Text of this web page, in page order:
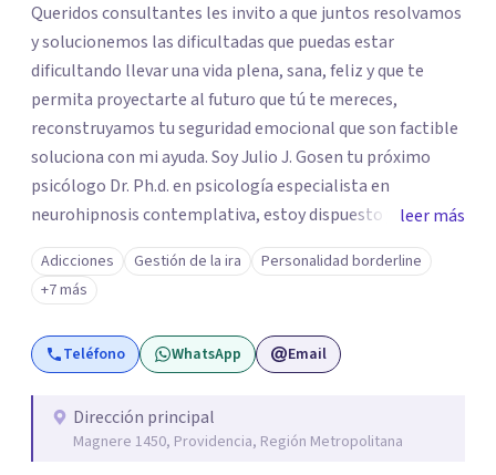
Queridos consultantes les invito a que juntos resolvamos
y solucionemos las dificultadas que puedas estar
dificultando llevar una vida plena, sana, feliz y que te
permita proyectarte al futuro que tú te mereces,
reconstruyamos tu seguridad emocional que son factible
soluciona con mi ayuda. Soy Julio J. Gosen tu próximo
psicólogo Dr. Ph.d. en psicología especialista en
neurohipnosis contemplativa, estoy dispuesto y deseoso
de acompañarte en este camino de auto descubrimiento
y crecimiento personal dejando atrás todo aquello que
nos impiden avanzar y ser exitosos.Vamos a transitar
juntos el camino a tu sanidad. DFisponible y atento a tu
llamado un abrazo cordial.
leer más
Adicciones Gestión de la ira
Personalidad borderline
+7 más
Teléfono WhatsApp Email
Dirección principal
Magnere 1450, Providencia, Región Metropolitana